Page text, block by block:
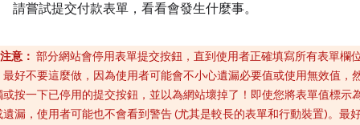
請嘗試提交付款表單，看看會發生什麼事。
注意： 部分網站會停用表單提交按鈕，直到使用者正確填寫所有表單欄
最好不要這麼做，因為使用者可能會不小心遺漏必要值或使用無效值，
或按一下已停用的提交按鈕，並以為網站壞掉了！即使您將表單值標示
遺漏，使用者可能也不會看到警告 (尤其是較長的表單和行動裝置)。最